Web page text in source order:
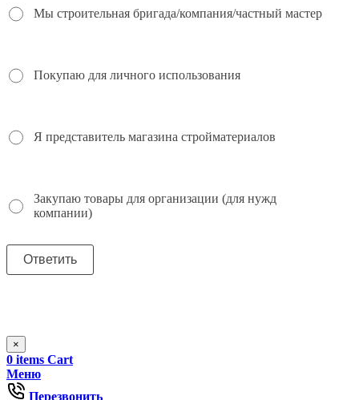
Мы строительная бригада/компания/частный мастер
Покупаю для личного использования
Я представитель магазина стройматериалов
Закупаю товары для организации (для нужд
компании)
×
0 items Cart
Меню
Перезвонить